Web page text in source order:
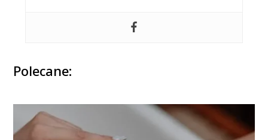
Polecane: